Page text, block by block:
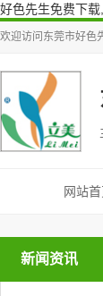
好色先生免费下
欢迎访问 东莞市好色
网站
新闻资讯